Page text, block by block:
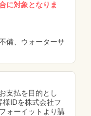
に対象となりま
備、ウォーターサ
支払を目的とし
IDを株式会社フ
ォーイットより購